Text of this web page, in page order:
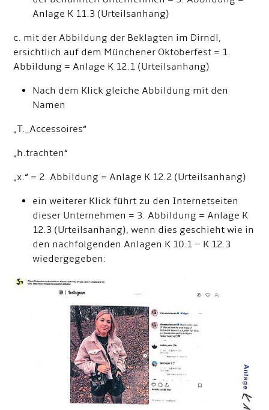
Anlage K 11.3 (Urteilsanhang)
c. mit der Abbildung der Beklagten im Dirndl,
ersichtlich auf dem Münchener Oktoberfest = 1.
Abbildung = Anlage K 12.1 (Urteilsanhang)
Nach dem Klick gleiche Abbildung mit den
Namen
„T._Accessoires“
„h.trachten“
„x.“ = 2. Abbildung = Anlage K 12.2 (Urteilsanhang)
ein weiterer Klick führt zu den Internetseiten
dieser Unternehmen = 3. Abbildung = Anlage K
12.3 (Urteilsanhang), wenn dies geschieht wie in
den nachfolgenden Anlagen K 10.1 – K 12.3
wiedergegeben: